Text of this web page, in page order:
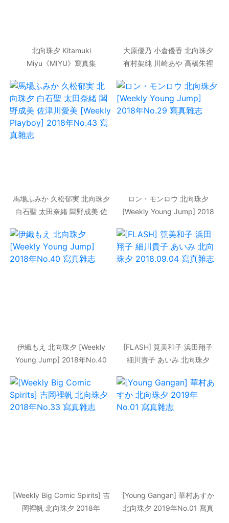
北向珠夕 Kitamuki
Miyu《MIYU》寫真集
大原優乃 小倉優香 北向珠夕
有村架純 川崎あや 高橋朱裡
2018年No.21 寫真雜志
馬場ふみか 久松郁実 北向珠夕
白石聖 太田奈緒 闆野成美 佐
2018年No.43 寫真雜志
ロン・モンロウ 北向珠夕
[Weekly Young Jump] 2018
伊織もえ 北向珠夕 [Weekly
Young Jump] 2018年No.40
[FLASH] 筧美和子 浜田翔子
細川貴子 あいみ 北向珠夕
[Weekly Big Comic Spirits] 吉
岡裡帆 北向珠夕 2018年
[Young Gangan] 華村あすか
北向珠夕 2019年No.01 寫真